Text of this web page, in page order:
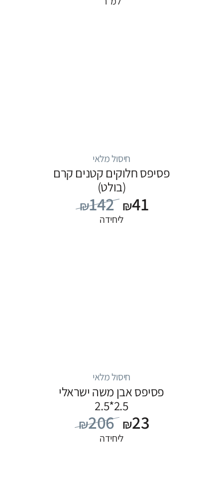
חיסול מלאי
פסיפס חלוקים קטנים קרם
(בולט)
₪142 ₪41
ליחידה
חיסול מלאי
פסיפס אבן משה ישראלי
2.5*2.5
₪206 ₪23
ליחידה